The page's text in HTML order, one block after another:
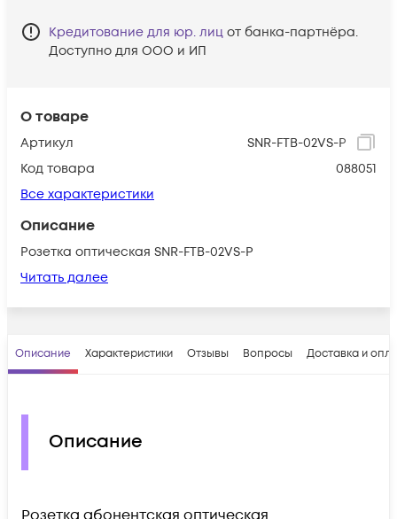
О товаре
Артикул
SNR-FTB-02VS-P
Код товара
088051
Все характеристики
Описание
Розетка оптическая SNR-FTB-02VS-P
Читать далее
Кредитование для юр. лиц от банка-партнёра.
Доступно для ООО и ИП
Описание Характеристики Отзывы Вопросы Доставка и
Описание